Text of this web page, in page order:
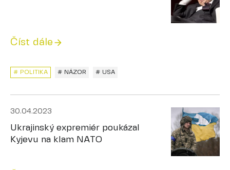
Číst dále
# POLITIKA # NÁZOR # USA
30.04.2023
Ukrajinský expremiér poukázal
Kyjevu na klam NATO